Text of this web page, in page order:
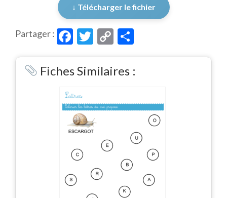
↓ Télécharger le fichier
Partager : Facebook
Twitter
Copy
Link
Fiches Similaires :